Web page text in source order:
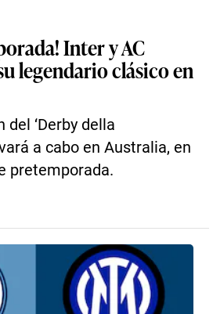
Inter y AC
legendario clásico en
del ‘Derby della
a cabo en Australia, en
pretemporada.